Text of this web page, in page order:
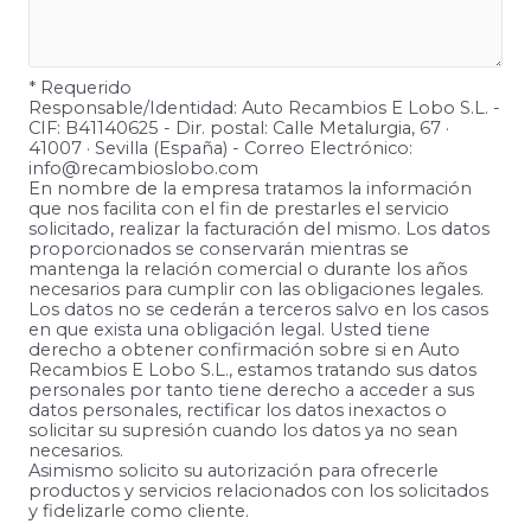
* Requerido
Responsable/Identidad: Auto Recambios E Lobo S.L. -
CIF: B41140625 - Dir. postal: Calle Metalurgia, 67 ·
41007 · Sevilla (España) - Correo Electrónico:
info@recambioslobo.com
En nombre de la empresa tratamos la información
que nos facilita con el fin de prestarles el servicio
solicitado, realizar la facturación del mismo. Los datos
proporcionados se conservarán mientras se
mantenga la relación comercial o durante los años
necesarios para cumplir con las obligaciones legales.
Los datos no se cederán a terceros salvo en los casos
en que exista una obligación legal. Usted tiene
derecho a obtener confirmación sobre si en Auto
Recambios E Lobo S.L., estamos tratando sus datos
personales por tanto tiene derecho a acceder a sus
datos personales, rectificar los datos inexactos o
solicitar su supresión cuando los datos ya no sean
necesarios.
Asimismo solicito su autorización para ofrecerle
productos y servicios relacionados con los solicitados
y fidelizarle como cliente.